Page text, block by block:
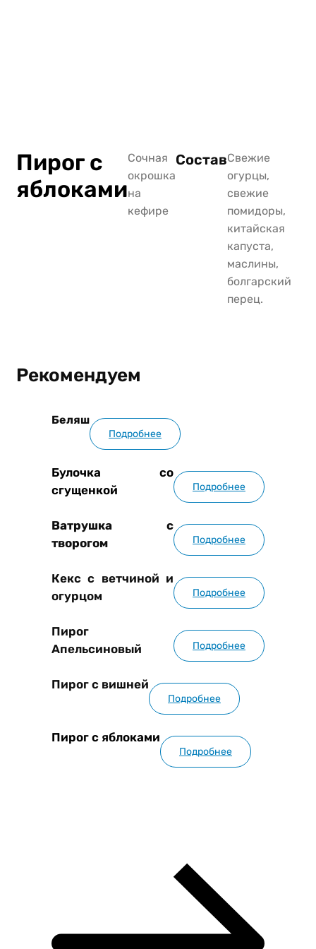
Пирог с
яблоками
Сочная
окрошка
на
кефире
СоставСвежие
огурцы,
свежие
помидоры,
китайская
капуста,
маслины,
болгарский
перец.
Рекомендуем
Беляш
Подробнее
Булочка со
сгущенкой
Подробнее
Ватрушка с
творогом
Подробнее
Кекс с ветчиной и
огурцом
Подробнее
Пирог
Апельсиновый
Подробнее
Пирог с вишней
Подробнее
Пирог с яблоками
Подробнее